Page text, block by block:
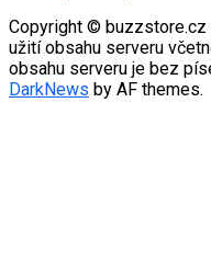
Copyright ©
užití obsahu serveru
obsahu serveru je bez
DarkNews by AF themes.